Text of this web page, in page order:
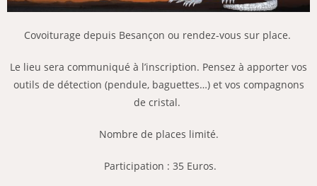
Covoiturage depuis Besançon ou rendez-vous sur place.
Le lieu sera communiqué à l’inscription. Pensez à apporter vos
outils de détection (pendule, baguettes…) et vos compagnons
de cristal.
Nombre de places limité.
Participation : 35 Euros.